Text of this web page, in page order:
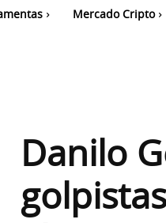
Mercado Cripto
Danilo